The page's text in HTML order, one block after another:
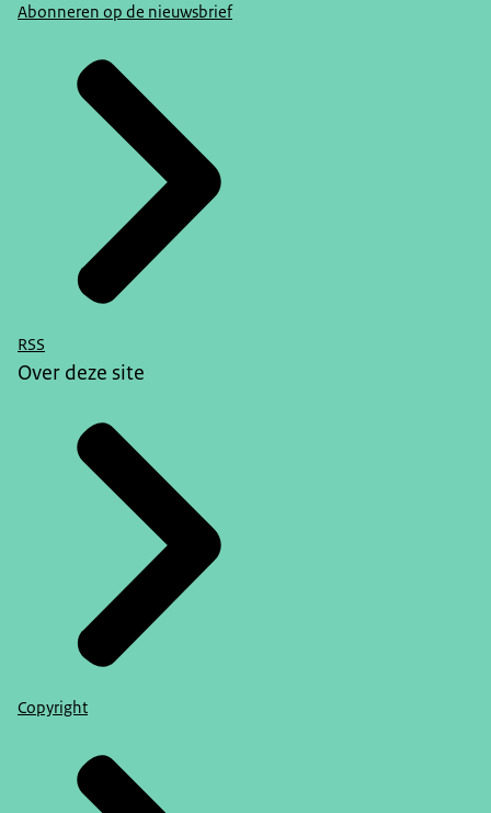
Abonneren op de nieuwsbrief
RSS
Over deze site
Copyright